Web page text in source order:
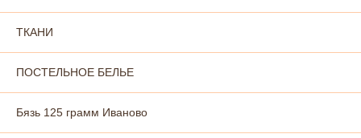
ТКАНИ
ПОСТЕЛЬНОЕ БЕЛЬЕ
Бязь 125 грамм Иваново